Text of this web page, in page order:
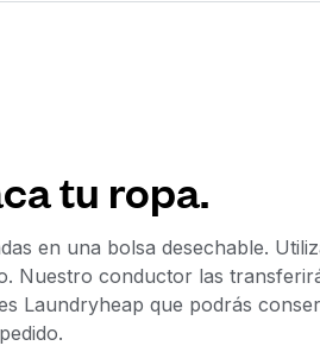
tu ropa.
en una bolsa desechable.
Nuestro conductor las
Laundryheap que podrás